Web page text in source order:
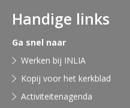
Handige links
Ga snel naar
Werken bij INLIA
Kopij voor het kerkblad
Activiteitenagenda